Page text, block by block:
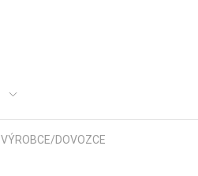
VÝROBCE/DOVOZCE